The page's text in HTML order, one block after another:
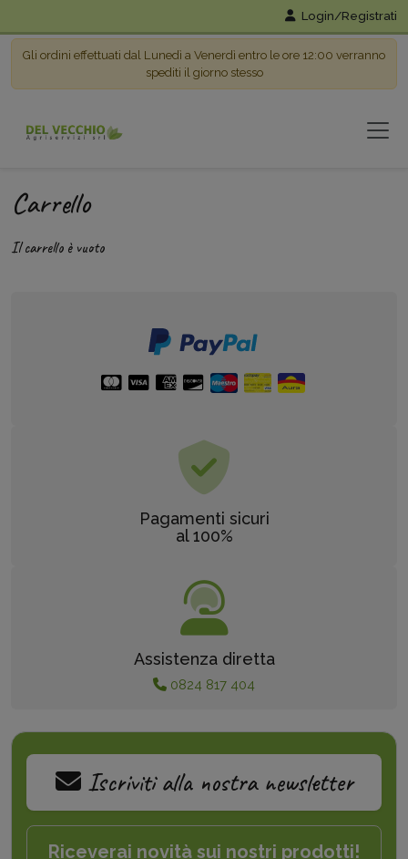
Login/Registrati
Gli ordini effettuati dal Lunedì a Venerdì entro le ore 12:00 verranno
spediti il giorno stesso
Carrello
Il carrello è vuoto
Pagamenti sicuri
al 100%
Assistenza diretta
0824 817 404
Iscriviti alla nostra newsletter
Riceverai novità sui nostri prodotti!